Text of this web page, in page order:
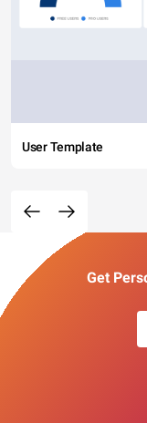
User Template
Get